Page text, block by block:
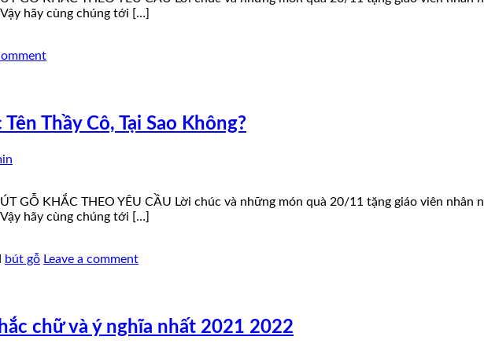
hãy cùng chúng tới […]
Thầy Cô, Tại Sao Không?
GỖ KHẮC THEO YÊU CẦU Lời chúc và những món quà 20/11 tặng giáo viên
hãy cùng chúng tới […]
bút gỗ Leave a comment
chữ và ý nghĩa nhất 2021 2022